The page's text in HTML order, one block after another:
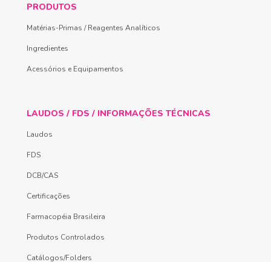
PRODUTOS
Matérias-Primas / Reagentes Analíticos
Ingredientes
Acessórios e Equipamentos
LAUDOS / FDS / INFORMAÇÕES TÉCNICAS
Laudos
FDS
DCB/CAS
Certificações
Farmacopéia Brasileira
Produtos Controlados
Catálogos/Folders